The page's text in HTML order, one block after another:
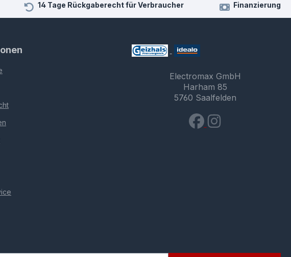
14 Tage Rückgaberecht für Verbraucher Finanzierung
Electromax GmbH
Harham 85
5760 Saalfelden